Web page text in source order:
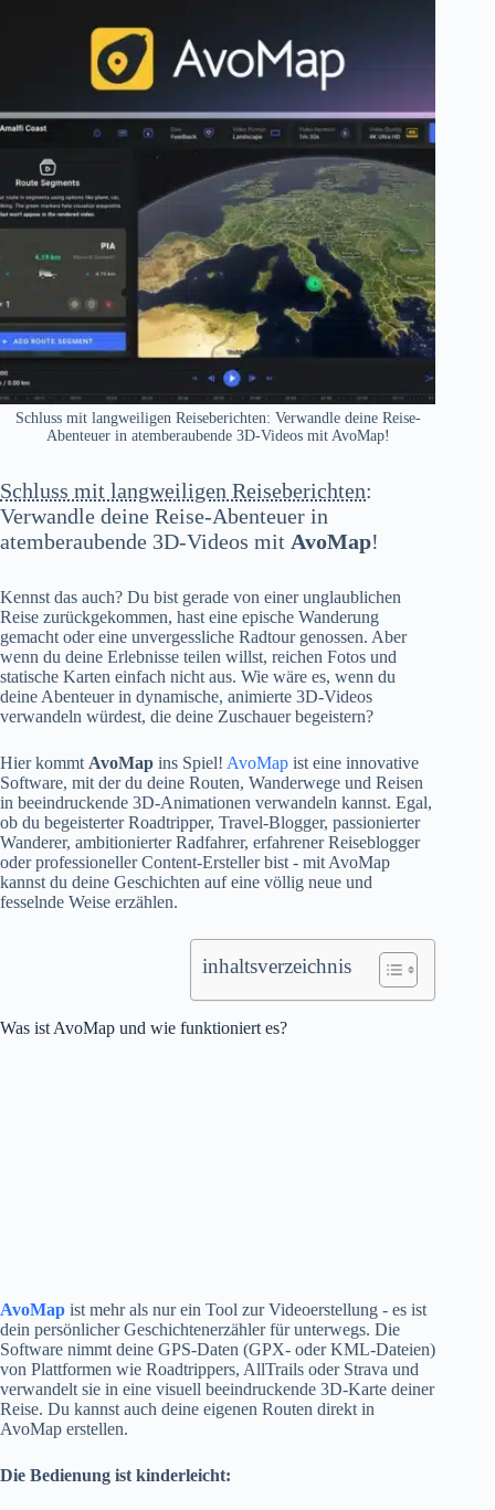
Schluss mit langweiligen Reiseberichten: Verwandle deine Reise-
Abenteuer in atemberaubende 3D-Videos mit AvoMap!
Schluss mit langweiligen Reiseberichten:
Verwandle deine Reise-Abenteuer in
atemberaubende 3D-Videos mit AvoMap!
Kennst das auch? Du bist gerade von einer unglaublichen
Reise zurückgekommen, hast eine epische Wanderung
gemacht oder eine unvergessliche Radtour genossen. Aber
wenn du deine Erlebnisse teilen willst, reichen Fotos und
statische Karten einfach nicht aus. Wie wäre es, wenn du
deine Abenteuer in dynamische, animierte 3D-Videos
verwandeln würdest, die deine Zuschauer begeistern?
Hier kommt AvoMap ins Spiel! AvoMap ist eine innovative
Software, mit der du deine Routen, Wanderwege und Reisen
in beeindruckende 3D-Animationen verwandeln kannst. Egal,
ob du begeisterter Roadtripper, Travel-Blogger, passionierter
Wanderer, ambitionierter Radfahrer, erfahrener Reiseblogger
oder professioneller Content-Ersteller bist - mit AvoMap
kannst du deine Geschichten auf eine völlig neue und
fesselnde Weise erzählen.
inhaltsverzeichnis
Was ist AvoMap und wie funktioniert es?
AvoMap ist mehr als nur ein Tool zur Videoerstellung - es ist
dein persönlicher Geschichtenerzähler für unterwegs. Die
Software nimmt deine GPS-Daten (GPX- oder KML-Dateien)
von Plattformen wie Roadtrippers, AllTrails oder Strava und
verwandelt sie in eine visuell beeindruckende 3D-Karte deiner
Reise. Du kannst auch deine eigenen Routen direkt in
AvoMap erstellen.
Die Bedienung ist kinderleicht: